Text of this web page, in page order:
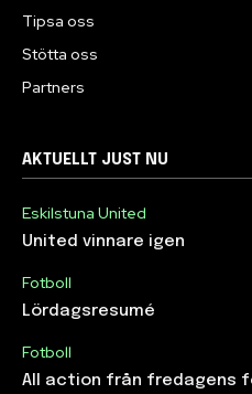
Tipsa oss
Stötta oss
Partners
AKTUELLT JUST NU
Eskilstuna United
United vinnare igen
Fotboll
Lördagsresumé
Fotboll
All action från fredagens